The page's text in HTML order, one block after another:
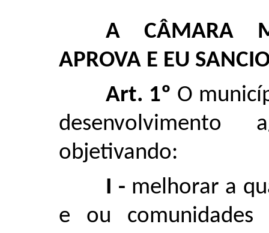
A CÂMARA
APROVA E EU
Art. 1º O
desenvolvimento
objetivando:
I - melhorar a
e ou comunidades